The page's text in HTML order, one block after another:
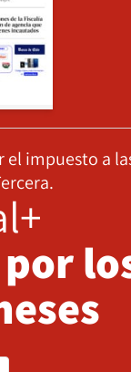
impuesto a